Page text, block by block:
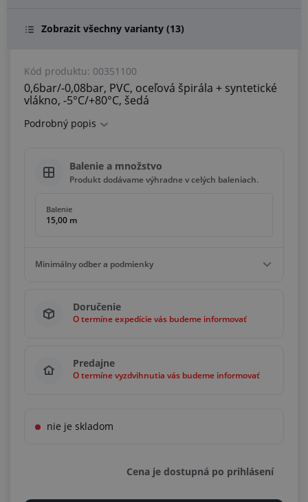
Zobrazit všechny varianty (13)
Kód produktu: 00351100
0,6bar/-0,08bar, PVC, oceľová špirála + syntetické
vlákno, -5°C/+80°C, šedá
Podrobný popis
Balenie a množstvo
Produkt dodávame výhradne v celých baleniach.
Balenie
15,00 m
Minimálny odber a podmienky
15,00 m
Násobky 15,00 m
Doručenie
O termíne expedície vás budeme informovať
Predajne
O termíne vyzdvihnutia vás budeme informovať
nie je skladom
Cena je dostupná po prihlásení